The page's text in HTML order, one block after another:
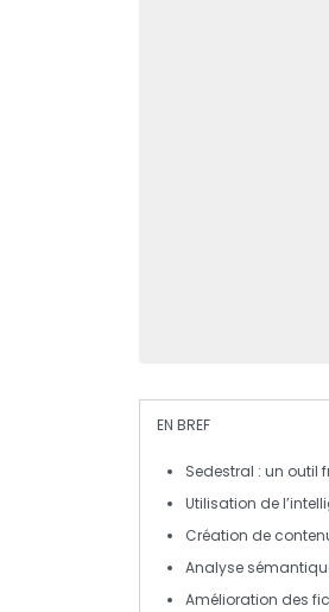
EN BREF
Sedestral : un outil
Utilisation de l’
Création de
Analyse
Amélioration des